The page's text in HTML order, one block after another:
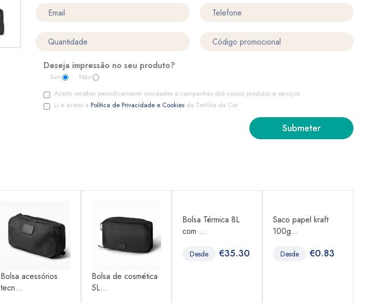
Deseja impressão no seu produto?
Sim
Não
Aceito receber periodicamente novidades e campanhas dos vossos produtos e serviços.
Li e aceito a Política de Privacidade e Cookies da Tertúlia da Cor
Bolsa acessórios
tecn...
Bolsa de cosmética
5L...
Bolsa Térmica 8L
com ...
Desde €35.30
Saco papel kraft
100g...
Desde €0.83